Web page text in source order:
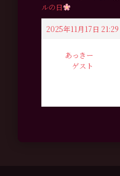
ルの日
2025年11月17日 21:29
あっきー
ゲスト